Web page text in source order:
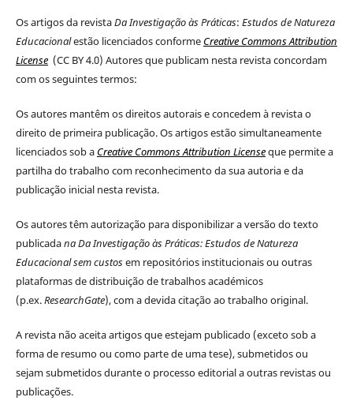
Os artigos da revistaDa Investigação às Práticas: Estudos de Natureza
Educacionalestão licenciados conforme Creative Commons Attribution
License (CC BY 4.0) Autores que publicam nesta revista concordam
com os seguintes termos:
Os autores mantêm os direitos autorais e concedem à revista o
direito de primeira publicação. Os artigos estão simultaneamente
licenciados sob a Creative Commons Attribution Licenseque permite a
partilha do trabalho com reconhecimento da sua autoria e da
publicação inicial nesta revista.
Os autores têm autorização para disponibilizar a versão do texto
publicadanaDa Investigação às Práticas:Estudos de Natureza
Educacionalsem custosem repositórios institucionais ou outras
plataformas de distribuição de trabalhos académicos
(p.ex.ResearchGate), com a devida citação ao trabalho original.
A revista não aceita artigos que estejam publicado (exceto sob a
forma de resumo ou como parte de uma tese), submetidos ou
sejam submetidos durante o processo editorial a outras revistas ou
publicações.